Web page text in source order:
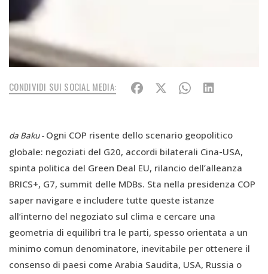
CONDIVIDI SUI SOCIAL MEDIA:
da Baku -Ogni COP risente dello scenario geopolitico
globale: negoziati del G20, accordi bilaterali Cina-USA,
spinta politica del Green Deal EU, rilancio dell’alleanza
BRICS+, G7, summit delle MDBs. Sta nella presidenza COP
saper navigare e includere tutte queste istanze
all’interno del negoziato sul clima e cercare una
geometria di equilibri tra le parti, spesso orientata a un
minimo comun denominatore, inevitabile per ottenere il
consenso di paesi come Arabia Saudita, USA, Russia o